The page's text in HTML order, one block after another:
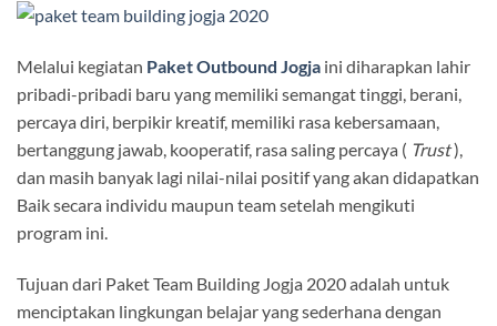
Melalui kegiatan Paket Outbound Jogja ini diharapkan lahir
pribadi-pribadi baru yang memiliki semangat tinggi, berani,
percaya diri, berpikir kreatif, memiliki rasa kebersamaan,
bertanggung jawab, kooperatif, rasa saling percaya ( Trust),
dan masih banyak lagi nilai-nilai positif yang akan didapatkan
Baik secara individu maupun team setelah mengikuti
program ini.
Tujuan dari Paket Team Building Jogja 2020 adalah untuk
menciptakan lingkungan belajar yang sederhana dengan